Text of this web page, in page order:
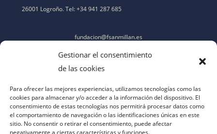
Gestionar el consentimiento
de las cookies
Para ofrecer las mejores experiencias, utilizamos tecnologías como las
cookies para almacenar y/o acceder a la información del dispositivo. El
consentimiento de estas tecnologías nos permitirá procesar datos como
el comportamiento de navegación o las identificaciones únicas en este
sitio. No consentir o retirar el consentimiento, puede afectar
negativamente a ciertas características y funciones.
26001 Logroño. Tel: +34 941 287 685
fundacion@fsanmillan.es